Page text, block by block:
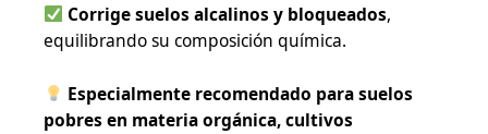
Corrige suelos alcalinos y bloqueados,
equilibrando su composición química.
Especialmente recomendado para suelos
pobres en materia orgánica, cultivos